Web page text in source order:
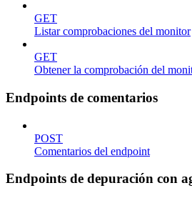
GET
Listar comprobaciones del monitor
GET
Obtener la comprobación del
Endpoints de comentarios
POST
Comentarios del endpoint
Endpoints de depuración con